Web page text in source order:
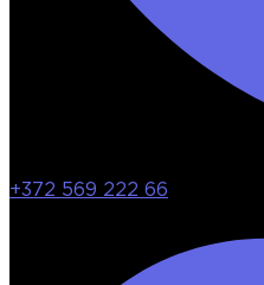
+372 569 222 66